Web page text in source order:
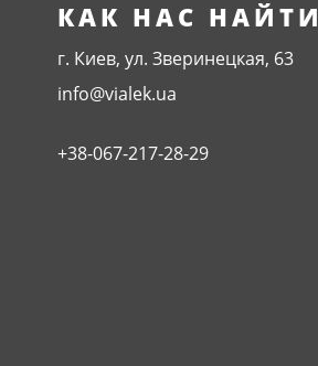
КАК НАС НАЙТИ
г. Киев, ул. Зверинецкая, 63
info@vialek.ua
+38-067-217-28-29